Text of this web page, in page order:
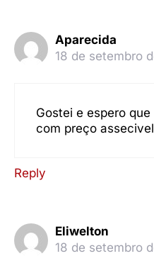
Aparecida
18 de setembro
Gostei e espero
com preço
Reply
Eliwelton
18 de setembro